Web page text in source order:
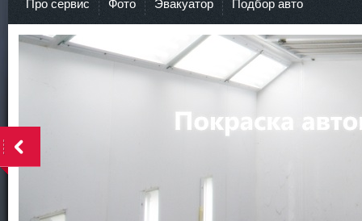
Про сервис Фото Эвакуатор Подбор авто